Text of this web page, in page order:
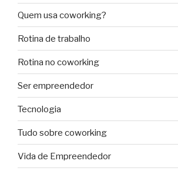
Quem usa coworking?
Rotina de trabalho
Rotina no coworking
Ser empreendedor
Tecnologia
Tudo sobre coworking
Vida de Empreendedor